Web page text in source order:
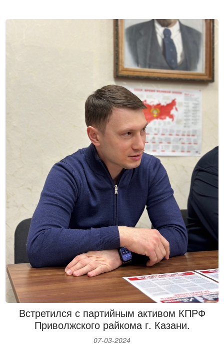
ценим вас за вашу силу, ум и способность преодолевать
любые трудности.
Желаю вам счастья, любви, здоровья и успехов во всех
ваших начинаниях! Пусть каждый день будет наполнен
радостью и улыбками.
С праздником!
Встретился с партийным активом КПРФ
Приволжского райкома г. Казани.
07-03-2024